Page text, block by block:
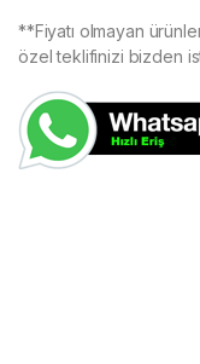
**Fiyatı olmayan
özel teklifinizi bizden